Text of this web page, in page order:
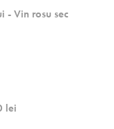
- Vin rosu sec
lei